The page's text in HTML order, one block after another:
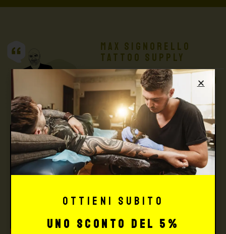
Max Signorello
Tattoo Supply
TUTTO PER IL TUO
TATTOO STUDIO
Ottieni subito
uno sconto del 5%